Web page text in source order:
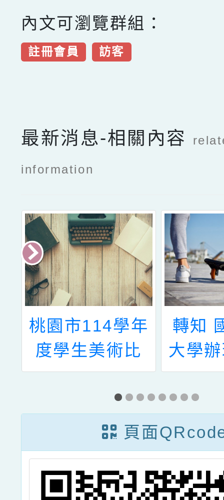
內文可瀏覽群組：
註冊會員 訪客
最新消息-相關內容
information
桃園市114學年
度學生美術比
賽-校內收件評
分公告
轉知
大學
學年
教育
案徵
頁面